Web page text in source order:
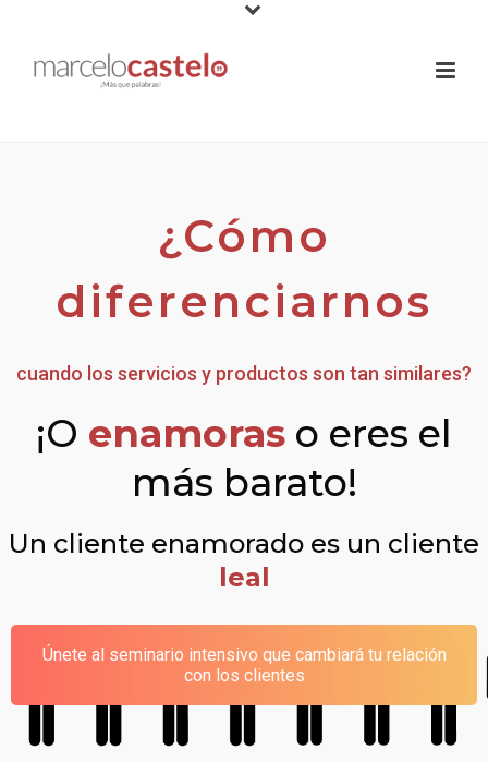
¿Cómo
diferenciarnos
cuando los servicios y productos son tan similares?
¡O enamoras o eres el
más barato!
Un cliente enamorado es un cliente
leal
Únete al seminario intensivo que cambiará tu relación
con los clientes